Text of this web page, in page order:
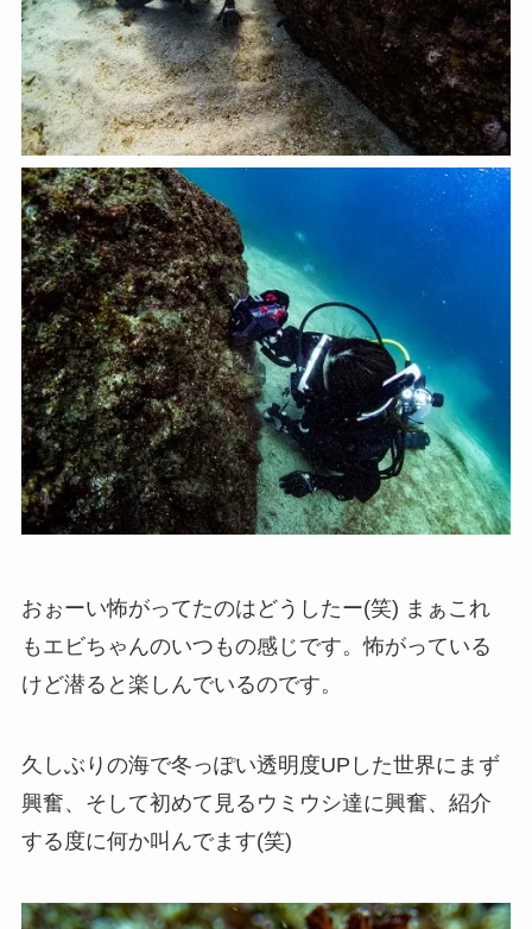
おぉーい怖がってたのはどうしたー(笑) まぁこれ
もエビちゃんのいつもの感じです。怖がっている
けど潜ると楽しんでいるのです。
久しぶりの海で冬っぽい透明度UPした世界にまず
興奮、そして初めて見るウミウシ達に興奮、紹介
する度に何か叫んでます(笑)